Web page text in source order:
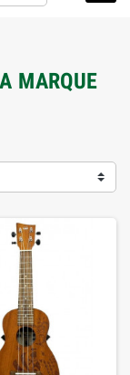
MARQUE